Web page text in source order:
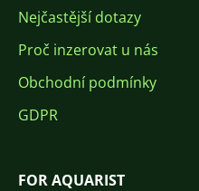
Nejčastější dotazy
Proč inzerovat u nás
Obchodní podmínky
GDPR
FOR AQUARIST